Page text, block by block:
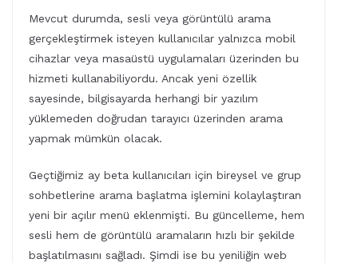
Mevcut durumda, sesli veya görüntülü arama
gerçekleştirmek isteyen kullanıcılar yalnızca mobil
cihazlar veya masaüstü uygulamaları üzerinden bu
hizmeti kullanabiliyordu. Ancak yeni özellik
sayesinde, bilgisayarda herhangi bir yazılım
yüklemeden doğrudan tarayıcı üzerinden arama
yapmak mümkün olacak.
Geçtiğimiz ay beta kullanıcıları için bireysel ve grup
sohbetlerine arama başlatma işlemini kolaylaştıran
yeni bir açılır menü eklenmişti. Bu güncelleme, hem
sesli hem de görüntülü aramaların hızlı bir şekilde
başlatılmasını sağladı. Şimdi ise bu yeniliğin web